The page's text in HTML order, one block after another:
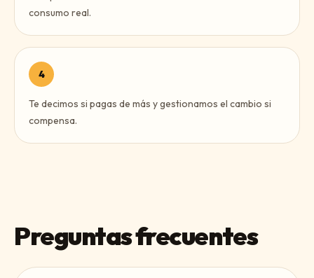
consumo real.
4
Te decimos si pagas de más y gestionamos el cambio si
compensa.
Preguntas frecuentes